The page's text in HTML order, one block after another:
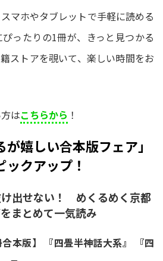
マホやタブレットで手軽に読める
ったりの1冊が、きっと見つかる
ストアを覗いて、楽しい時間をお
はこちらから ！
が嬉しい合本版フェア」
クアップ！
け出せない！ めくるめく京都
まとめて一気読み
本版】 『四畳半神話大系』 『四